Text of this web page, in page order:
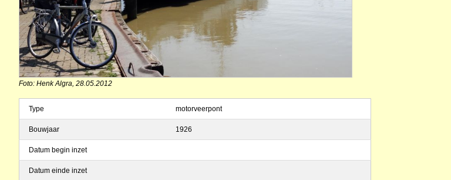
Foto: Henk Algra, 28.05.2012
Type motorveerpont
Bouwjaar 1926
Datum begin inzet
Datum einde inzet